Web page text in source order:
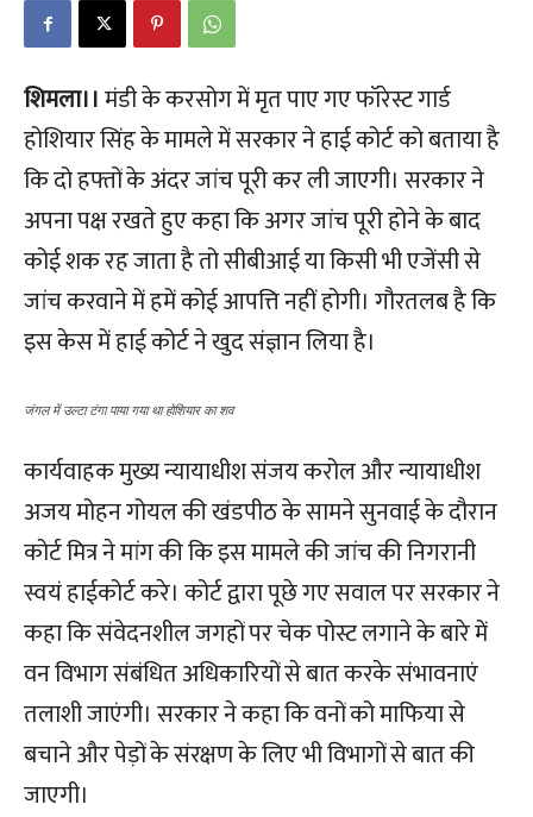
शिमला।।मंडी के करसोग में मृत पाए गए फॉरेस्ट गार्ड
होशियार सिंह के मामले में सरकार ने हाई कोर्ट को बताया है
कि दो हफ्तों के अंदर जांच पूरी कर ली जाएगी। सरकार ने
अपना पक्ष रखते हुए कहा कि अगर जांच पूरी होने के बाद
कोई शक रह जाता है तो सीबीआई या किसी भी एजेंसी से
जांच करवाने में हमें कोई आपत्ति नहीं होगी। गौरतलब है कि
इस केस में हाई कोर्ट ने खुद संज्ञान लिया है।
जंगल में उल्टा टंगा पाया गया था होशियार का शव
कार्यवाहक मुख्य न्यायाधीश संजय करोल और न्यायाधीश
अजय मोहन गोयल की खंडपीठ के सामने सुनवाई के दौरान
कोर्ट मित्र ने मांग की कि इस मामले की जांच की निगरानी
स्वयं हाईकोर्ट करे। कोर्ट द्वारा पूछे गए सवाल पर सरकार ने
कहा कि संवेदनशील जगहों पर चेक पोस्ट लगाने के बारे में
वन विभाग संबंधित अधिकारियों से बात करके संभावनाएं
तलाशी जाएंगी। सरकार ने कहा कि वनों को माफिया से
बचाने और पेड़ों के संरक्षण के लिए भी विभागों से बात की
जाएगी।